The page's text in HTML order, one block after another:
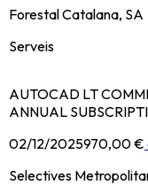
Forestal Catalana, SA
Serveis
AUTOCAD LT
ANNUAL
02/12/2025970,00 €
Selectives